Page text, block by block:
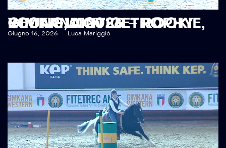
RECAP WINTER TROPHY GIMKANA 2026 – ROOKIE, YOUNG, NOVICE
Giugno 16, 2026 Luca Mariggiò